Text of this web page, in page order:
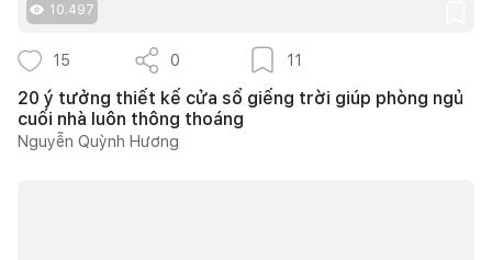
10.497
15 0 11
20 ý tưởng thiết kế cửa sổ giếng trời giúp phòng ngủ
cuối nhà luôn thông thoáng
Nguyễn Quỳnh Hương